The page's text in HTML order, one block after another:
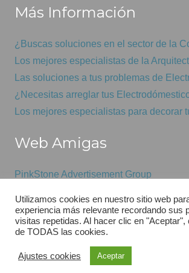
Más Información
¿Buscas soluciones en el sector de la
Los mejores especialistas de la
Las soluciones a tus problemas de
¿Necesitas arreglar tus
Los mejores especialistas para decorar
Web Amigas
PinkStone Advertisement Group
GSAS
Diseño web por:
Política de Cookies
Utilizamos cookies en nuestro sitio web
experiencia más relevante recordando sus
visitas repetidas. Al hacer clic en "Aceptar",
de TODAS las cookies.
Ajustes cookies Aceptar